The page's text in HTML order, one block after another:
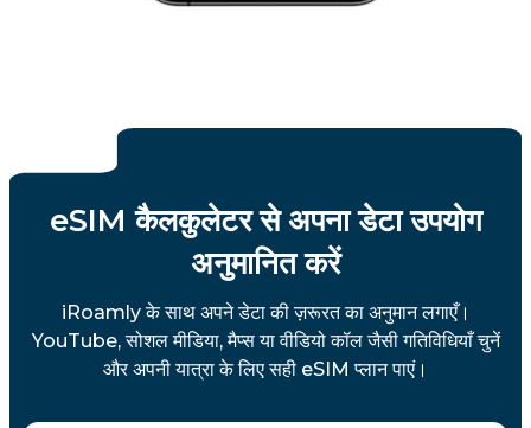
eSIM कैलकुलेटर से अपना डेटा उपयोग
अनुमानित करें
iRoamly के साथ अपने डेटा की ज़रूरत का अनुमान लगाएँ।
YouTube, सोशल मीडिया, मैप्स या वीडियो कॉल जैसी गतिविधियाँ चुनें
और अपनी यात्रा के लिए सही eSIM प्लान पाएं।